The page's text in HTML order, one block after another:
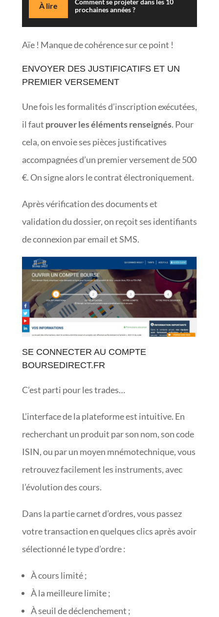
À lire
prochaines années ?
Aïe ! Manque de cohérence sur ce point !
ENVOYER DES JUSTIFICATIFS ET UN
PREMIER VERSEMENT
Une fois les formalités d’inscription exécutées,
il faut prouver les éléments renseignés. Pour
cela, on envoie ses pièces justificatives
accompagnées d’un premier versement de 500
€. On signe alors le contrat électroniquement.
Après vérification des documents et
validation du dossier, on reçoit ses identifiants
de connexion par email et SMS.
SE CONNECTER AU COMPTE
BOURSEDIRECT.FR
C’est parti pour les trades…
L’interface de la plateforme est intuitive. En
recherchant un produit par son nom, son code
ISIN, ou par un moyen mnémotechnique, vous
retrouvez facilement les instruments, avec
l’évolution des cours.
Dans la partie carnet d’ordres, vous passez
votre transaction en quelques clics après avoir
sélectionné le type d’ordre :
À cours limité ;
À la meilleure limite ;
À seuil de déclenchement ;